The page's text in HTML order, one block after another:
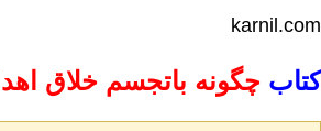
karnil.com
کتاب چگونه باتجسم خلاق